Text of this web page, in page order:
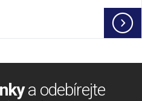
a odebírejte